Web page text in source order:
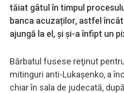
tăiat gâtul în timpul
banca acuzaților, astfel
ajungă la el, și și-a înfipt un
Bărbatul fusese reţinut
mitinguri anti-Lukaşenko, a
chiar în sala de judecată,